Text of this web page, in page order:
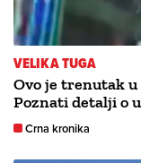
VELIKA TUGA
Ovo je trenutak
Poznati detalji o
Crna kronika